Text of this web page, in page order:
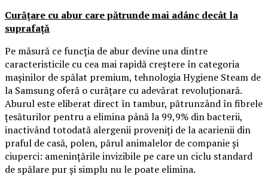
Curățare cu abur care pătrunde mai adânc decât la
suprafață
Pe măsură ce funcția de abur devine una dintre
caracteristicile cu cea mai rapidă creștere în categoria
mașinilor de spălat premium, tehnologia Hygiene Steam de
la Samsung oferă o curățare cu adevărat revoluționară.
Aburul este eliberat direct în tambur, pătrunzând în fibrele
țesăturilor pentru a elimina până la 99,9% din bacterii,
inactivând totodată alergenii proveniți de la acarienii din
praful de casă, polen, părul animalelor de companie și
ciuperci: amenințările invizibile pe care un ciclu standard
de spălare pur și simplu nu le poate elimina.